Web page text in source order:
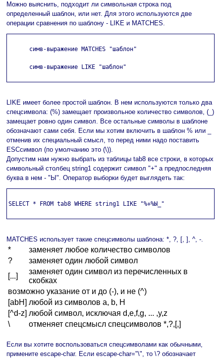
Можно выяснить, подходит ли символьная строка под
определенный шаблон, или нет. Для этого используются две
операции сравнения по шаблону - LIKE и MATCHES.
      симв-выражение MATCHES "шаблон"
      симв-выражение LIKE "шаблон"
LIKE имеет более простой шаблон. В нем используются только два
спецсимвола: (%) замещает произвольное количество символов, (_)
замещает ровно один символ. Все остальные символы в шаблоне
обозначают сами себя. Если мы хотим включить в шаблон % или _
отменив их специальный смысл, то перед ними надо поставить
ESC­символ (по умолчанию это (\)).
Допустим нам нужно выбрать из таблицы tab8 все строки, в которых
символьный столбец string1 содержит символ "+" а предпоследняя
буква в нем - "Ы". Оператор выборки будет выглядеть так:
SELECT * FROM tab8 WHERE string1 LIKE "%+%Ы_"
MATCHES использует такие спецсимволы шаблона: *, ?, [, ], ^, -.
*
заменяет любое количество символов
?
заменяет один любой символ
[...]
заменяет один символ из перечисленных в
скобках
возможно указание от и до (-), и не (^)
[abH] любой из символов a, b, H
[^d-z] любой символ, исключая d,e,f,g, ... ,y,z
\
отменяет спецсмысл спецсимволов *,?,[,]
Если вы хотите воспользоваться спецсимволами как обычными,
примените escape-char. Если escape-char="\", то \? обозначает